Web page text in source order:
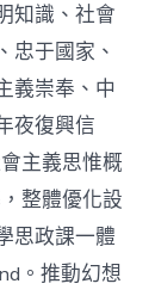
知識、社會
忠于國家、
義崇奉、中
夜復興信
主義思惟概
整體優化設
思政課一體
。推動幻想